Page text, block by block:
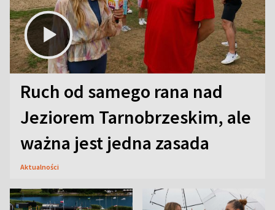
Ruch od samego rana nad
Jeziorem Tarnobrzeskim, ale
ważna jest jedna zasada
Aktualności